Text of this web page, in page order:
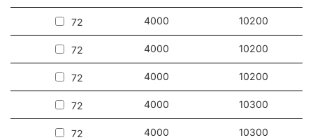
72 4000 10200
72 4000 10200
72 4000 10200
72 4000 10300
72 4000 10300